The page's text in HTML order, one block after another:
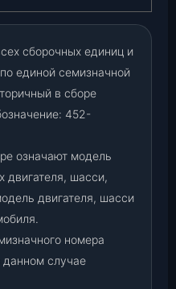
сборочных единиц и
единой семизначной
в сборе
452-
означают модель
двигателя, шасси,
двигателя, шасси
номера
данном случае